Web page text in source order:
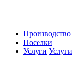
Производство
Поселки
Услуги Услуги